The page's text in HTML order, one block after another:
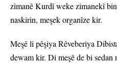
zimanê Kurdî weke zimanekî
naskirin, meşek organîze kir.
Meşê li pêşiya Rêveberiya
dewam kir. Di meşê de bi sedan